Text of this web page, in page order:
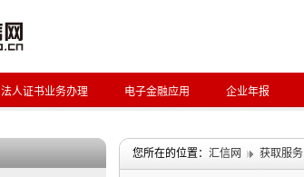
法人证书业务办理 电子金融应用 企业年报
您所在的位置： 汇信网 获取服务